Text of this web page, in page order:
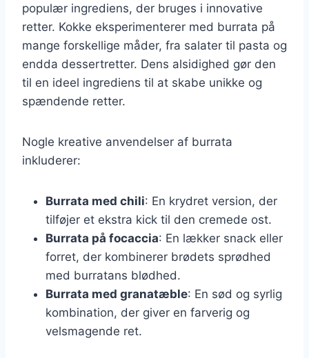
populær ingrediens, der bruges i innovative
retter. Kokke eksperimenterer med burrata på
mange forskellige måder, fra salater til pasta og
endda dessertretter. Dens alsidighed gør den
til en ideel ingrediens til at skabe unikke og
spændende retter.
Nogle kreative anvendelser af burrata
inkluderer:
Burrata med chili: En krydret version, der
tilføjer et ekstra kick til den cremede ost.
Burrata på focaccia: En lækker snack eller
forret, der kombinerer brødets sprødhed
med burratans blødhed.
Burrata med granatæble: En sød og syrlig
kombination, der giver en farverig og
velsmagende ret.